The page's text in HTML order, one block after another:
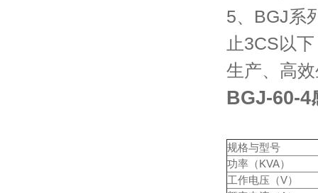
5、BGJ系
止3CS以
生产、高
BGJ-60-4
规格与型号
功率（KVA）
工作电压（V）